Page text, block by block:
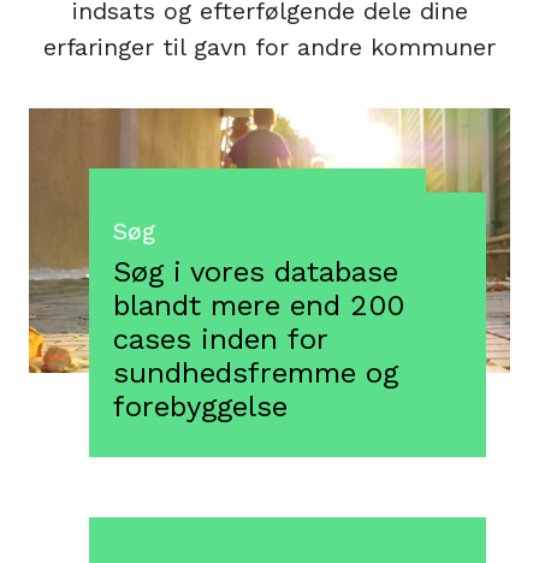
indsats og efterfølgende dele dine
erfaringer til gavn for andre kommuner
Søg
Søg i vores database
blandt mere end 200
cases inden for
sundhedsfremme og
forebyggelse